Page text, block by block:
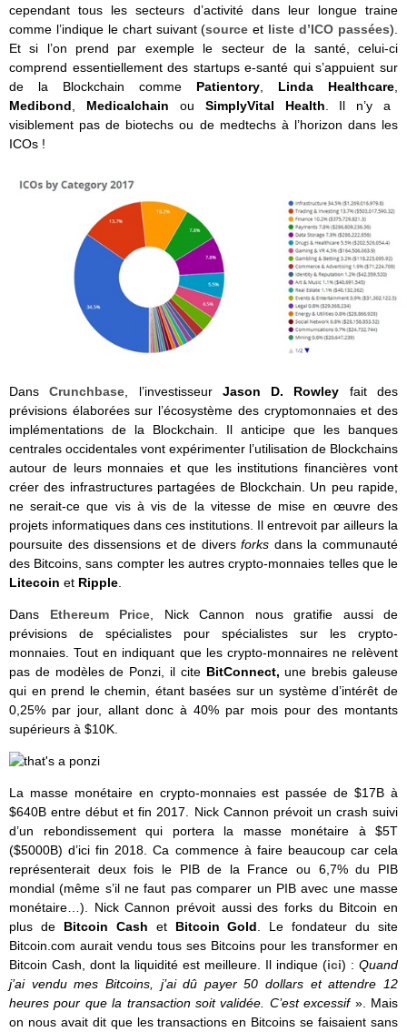
cependant tous les secteurs d’activité dans leur longue traine
comme l’indique le chart suivant (source et liste d’ICO passées).
Et si l’on prend par exemple le secteur de la santé, celui-ci
comprend essentiellement des startups e-santé qui s’appuient sur
de la Blockchain comme Patientory, Linda Healthcare,
Medibond, Medicalchain ou SimplyVital Health. Il n’y a
visiblement pas de biotechs ou de medtechs à l’horizon dans les
ICOs !
DansCrunchbase , l’investisseur Jason D. Rowley fait des
prévisions élaborées sur l’écosystème des cryptomonnaies et des
implémentations de la Blockchain. Il anticipe que les banques
centrales occidentales vont expérimenter l’utilisation de Blockchains
autour de leurs monnaies et que les institutions financières vont
créer des infrastructures partagées de Blockchain. Un peu rapide,
ne serait-ce que vis à vis de la vitesse de mise en œuvre des
projets informatiques dans ces institutions. Il entrevoit par ailleurs la
poursuite des dissensions et de diversforks dans la communauté
des Bitcoins, sans compter les autres crypto-monnaies telles que le
Litecoin et Ripple
Dans Ethereum Price , Nick Cannon nous gratifie aussi de
prévisions de spécialistes pour spécialistes sur les crypto-
monnaies. Tout en indiquant que les crypto-monnaires ne relèvent
pas de modèles de Ponzi, il cite BitConnect,une brebis galeuse
qui en prend le chemin, étant basées sur un système d’intérêt de
0,25% par jour, allant donc à 40% par mois pour des montants
supérieurs à $10K.
La masse monétaire en crypto-monnaies est passée de $17B à
$640B entre début et fin 2017. Nick Cannon prévoit un crash suivi
d’un rebondissement qui portera la masse monétaire à $5T
($5000B) d’ici fin 2018. Ca commence à faire beaucoup car cela
représenterait deux fois le PIB de la France ou 6,7% du PIB
mondial (même s’il ne faut pas comparer un PIB avec une masse
monétaire…). Nick Cannon prévoit aussi des forks du Bitcoin en
plus de Bitcoin Cash et Bitcoin Gold . Le fondateur du site
Bitcoin.com aurait vendu tous ses Bitcoins pour les transformer en
Bitcoin Cash, dont la liquidité est meilleure. Il indique (ici) : Quand
j’ai vendu mes Bitcoins, j’ai dû payer 50 dollars et attendre 12
heures pour que la transaction soit validée. C’est excessif». Mais
on nous avait dit que les transactions en Bitcoins se faisaient sans